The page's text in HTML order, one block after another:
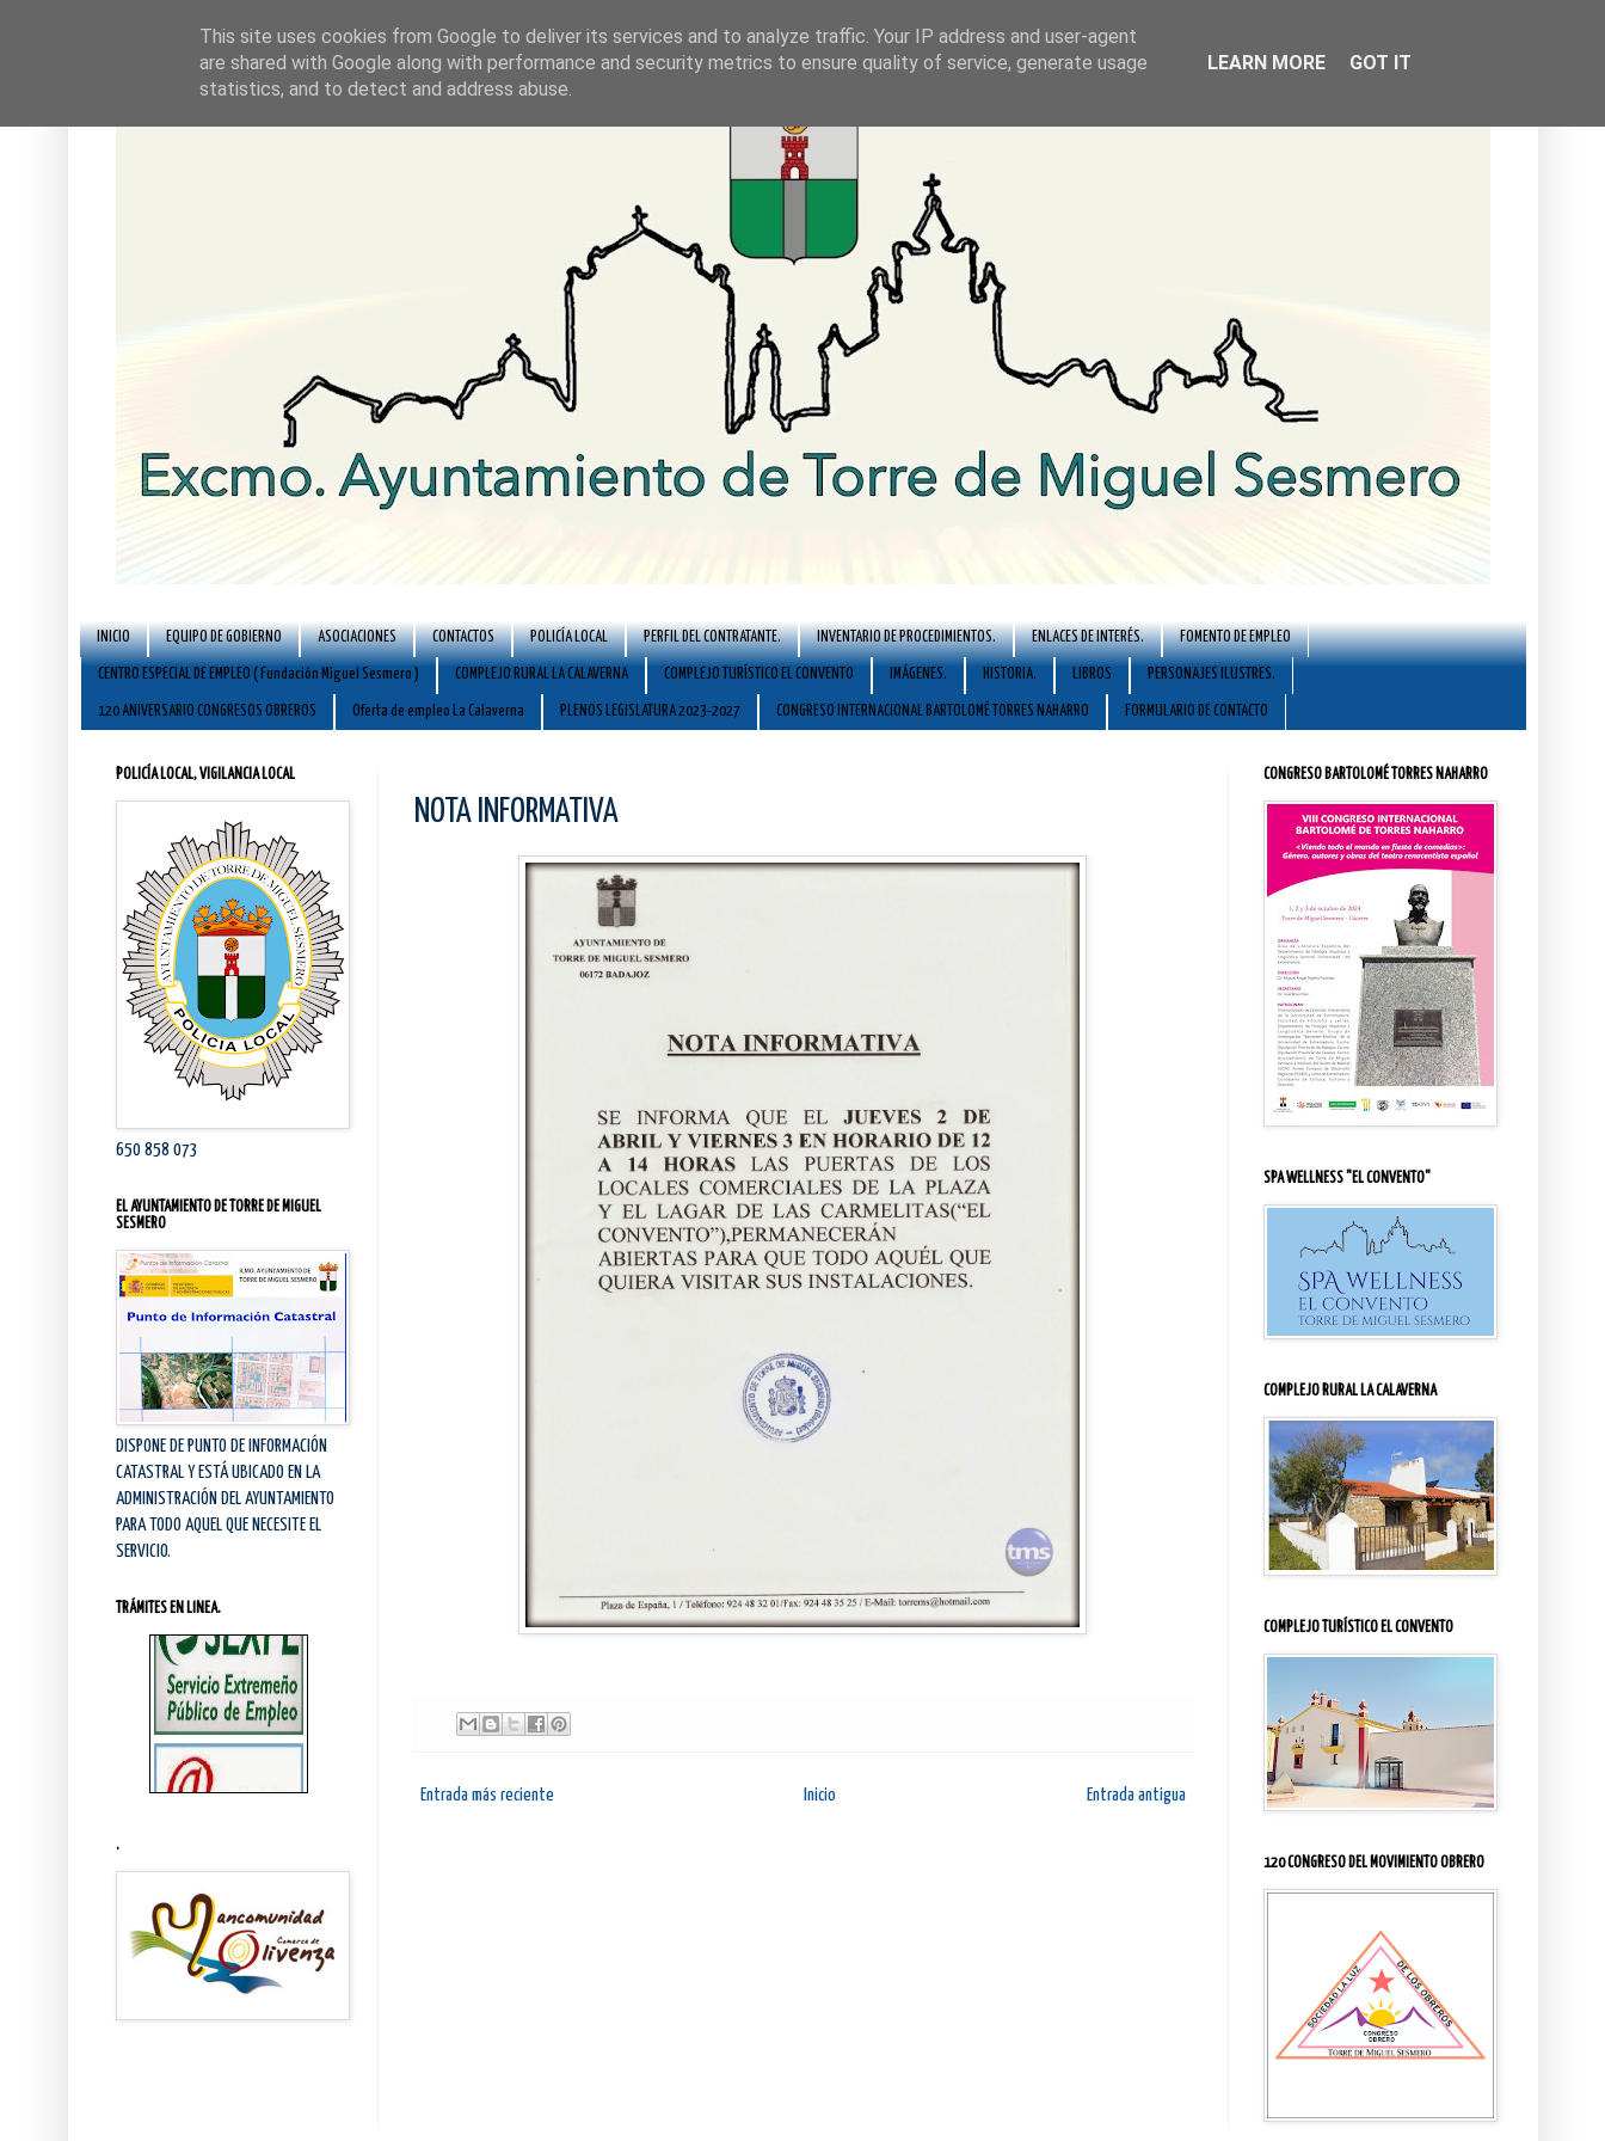
INICIO EQUIPO DE GOBIERNO ASOCIACIONES CONTACTOS POLICÍA LOCAL PERFIL DEL CONTRATANTE. INVENTARIO DE PROCEDIMIENTOS. ENLACES DE INTERÉS. FOMENTO DE EMPLEO
CENTRO ESPECIAL DE EMPLEO ( Fundación Miguel Sesmero ) COMPLEJO RURAL LA CALAVERNA COMPLEJO TURÍSTICO EL CONVENTO IMÁGENES. HISTORIA. LIBROS PERSONAJES ILUSTRES.
120 ANIVERSARIO CONGRESOS OBREROS Oferta de empleo La Calaverna PLENOS LEGISLATURA 2023-2027 CONGRESO INTERNACIONAL BARTOLOMÉ TORRES NAHARRO FORMULARIO DE CONTACTO
NOTA INFORMATIVA
Entrada más reciente Entrada antigua
Inicio
POLICÍA LOCAL, VIGILANCIA LOCAL
650 858 073
EL AYUNTAMIENTO DE TORRE DE MIGUEL
SESMERO
DISPONE DE PUNTO DE INFORMACIÓN
CATASTRAL Y ESTÁ UBICADO EN LA
ADMINISTRACIÓN DEL AYUNTAMIENTO
PARA TODO AQUEL QUE NECESITE EL
SERVICIO.
TRÁMITES EN LINEA.
.
CONGRESO BARTOLOMÉ TORRES NAHARRO
SPA WELLNESS "EL CONVENTO"
COMPLEJO RURAL LA CALAVERNA
COMPLEJO TURÍSTICO EL CONVENTO
120 CONGRESO DEL MOVIMIENTO OBRERO
This site uses cookies from Google to deliver its services and to analyze traffic. Your IP address and user-agent
are shared with Google along with performance and security metrics to ensure quality of service, generate usage
statistics, and to detect and address abuse.
LEARN MORE GOT IT